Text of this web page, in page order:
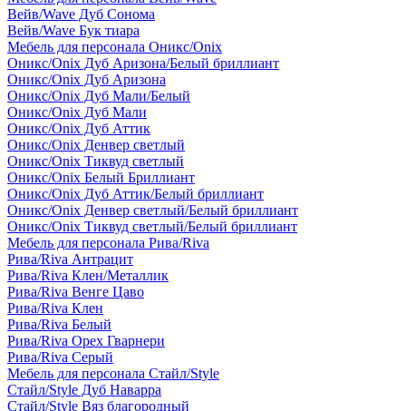
Вейв/Wave Дуб Сонома
Вейв/Wave Бук тиара
Мебель для персонала Оникс/Onix
Оникс/Onix Дуб Аризона/Белый бриллиант
Оникс/Onix Дуб Аризона
Оникс/Onix Дуб Мали/Белый
Оникс/Onix Дуб Мали
Оникс/Onix Дуб Аттик
Оникс/Onix Денвер светлый
Оникс/Onix Тиквуд светлый
Оникс/Onix Белый Бриллиант
Оникс/Onix Дуб Аттик/Белый бриллиант
Оникс/Onix Денвер светлый/Белый бриллиант
Оникс/Onix Тиквуд светлый/Белый бриллиант
Мебель для персонала Рива/Riva
Рива/Riva Антрацит
Рива/Riva Клен/Металлик
Рива/Riva Венге Цаво
Рива/Riva Клен
Рива/Riva Белый
Рива/Riva Орех Гварнери
Рива/Riva Серый
Мебель для персонала Стайл/Style
Стайл/Style Дуб Наварра
Стайл/Style Вяз благородный